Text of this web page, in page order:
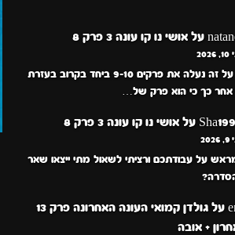
עלאושי נו קו עונה 3 פרק 8
אנחנו עובדים על זה נעלה את פרקים 9-10 ביחד בקרוב בעזרת
עלאושי נו קו עונה 3 פרק 8
על עבודתכם ורציתי לשאול מתי ייצאו שאר
על
גולדן קמואי העונה האחרונה פרק 13
+ אובה